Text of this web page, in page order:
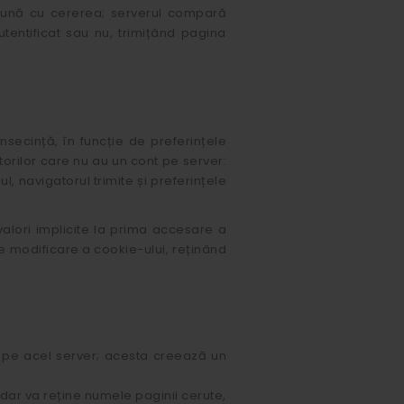
cu cererea; serverul compară
sau nu, trimițând pagina
în funcție de preferințele
care nu au un cont pe server:
navigatorul trimite și preferințele
implicite la prima accesare a
modificare a cookie-ului, reținând
acel server; acesta creează un
va reține numele paginii cerute,